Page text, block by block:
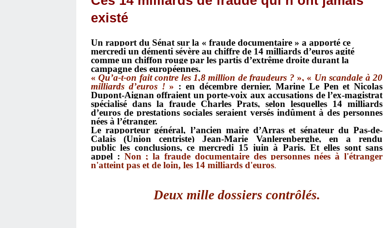
existé
Un rapport du Sénat sur la « fraude documentaire » a apporté ce
mercredi un démenti sévère au chiffre de 14 milliards d’euros agité
comme un chiffon rouge par les partis d’extrême droite durant la
campagne des européennes.
«Qu’a-t-on fait contre les 1,8 million de fraudeurs ? », « Un scandale à 20
milliards d’euros !» : en décembre dernier, Marine Le Pen et Nicolas
Dupont-Aignan offraient un porte-voix aux accusations de l’ex-magistrat
spécialisé dans la fraude Charles Prats, selon lesquelles 14 milliards
d’euros de prestations sociales seraient versés indûment à des personnes
nées à l’étranger.
Le rapporteur général, l’ancien maire d’Arras et sénateur du Pas-de-
Calais (Union centriste) Jean-Marie Vanlerenberghe, en a rendu
publicles conclusions, ce mercredi 15 juinà Paris. Et elles sont sans
appel : Non ; la fraude documentaire des personnes nées à l'étranger
n'atteint pas et de loin, les 14 milliards d'euros.
Deux mille dossiers contrôlés.